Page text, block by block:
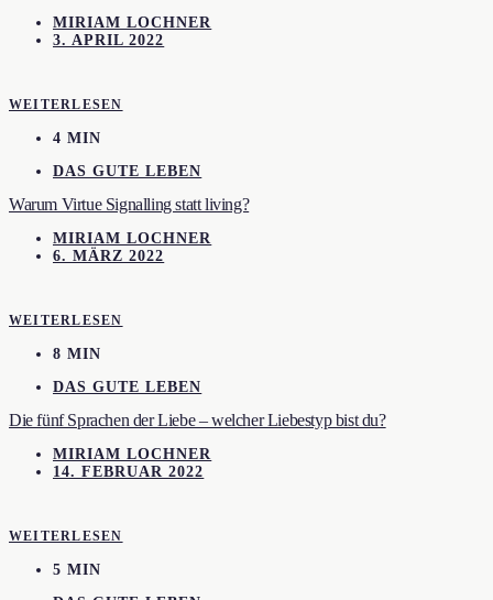
MIRIAM LOCHNER
3. APRIL 2022
WEITERLESEN
4 MIN
DAS GUTE LEBEN
Warum Virtue Signalling statt living?
MIRIAM LOCHNER
6. MÄRZ 2022
WEITERLESEN
8 MIN
DAS GUTE LEBEN
Die fünf Sprachen der Liebe – welcher Liebestyp bist du?
MIRIAM LOCHNER
14. FEBRUAR 2022
WEITERLESEN
5 MIN